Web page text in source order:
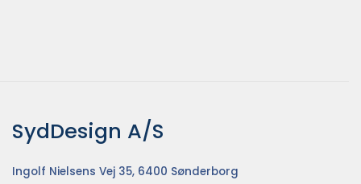
SydDesign A/S
Ingolf Nielsens Vej 35, 6400 Sønderborg